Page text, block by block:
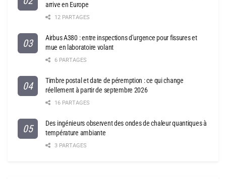
arrive en Europe
12 PARTAGES
Airbus A380 : entre inspections d’urgence pour fissures et
mue en laboratoire volant
6 PARTAGES
Timbre postal et date de péremption : ce qui change
réellement à partir de septembre 2026
16 PARTAGES
Des ingénieurs observent des ondes de chaleur quantiques à
température ambiante
3 PARTAGES